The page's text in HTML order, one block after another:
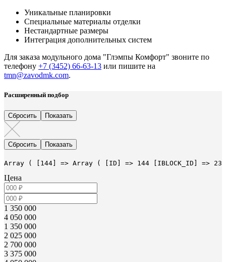
Уникальные планировки
Специальные материалы отделки
Нестандартные размеры
Интеграция дополнительных систем
Для заказа модульного дома "Глэмпы Комфорт" звоните по
телефону +7 (3452) 66-63-13 или пишите на
tmn@zavodmk.com.
Расширенный подбор
Array ( [144] => Array ( [ID] => 144 [IBLOCK_ID] => 23
Цена
1 350 000
4 050 000
1 350 000
2 025 000
2 700 000
3 375 000